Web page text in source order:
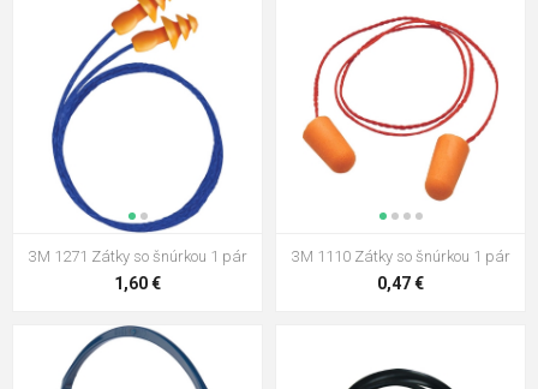
3M E-A-R SOFT NEON Jednorazové
zátkové chrániče sluchu 1 pár
0,17 €
ED FIT ušné zátky + puzdro 1 pár
0,59 €
3M 1271 Zátky so šnúrkou 1 pár
1,60 €
3M 1110 Zátky so šnúrkou 1 pár
0,47 €